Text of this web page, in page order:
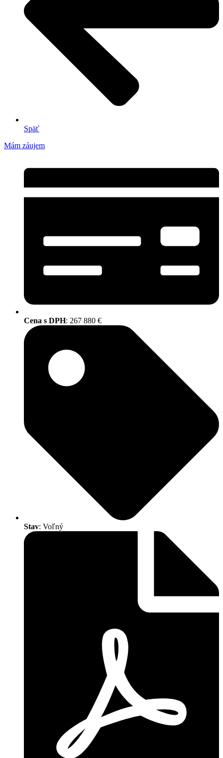
Späť
Mám záujem
Cena s DPH: 267 880 €
Stav: Voľný